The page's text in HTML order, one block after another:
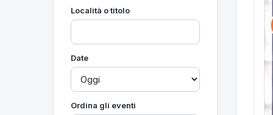
Località o titolo
Date
Ordina gli eventi